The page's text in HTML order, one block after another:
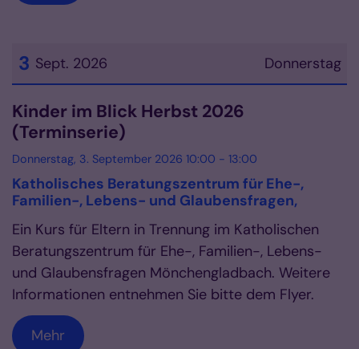
Donnerstag
3 Sept. 2026
Datum: 3. September 2026
Kinder im Blick Herbst 2026
(Terminserie)
Donnerstag, 3. September 2026 10:00 - 13:00
Katholisches Beratungszentrum für Ehe-,
Familien-, Lebens- und Glaubensfragen,
Ein Kurs für Eltern in Trennung im Katholischen
Beratungszentrum für Ehe-, Familien-, Lebens-
und Glaubensfragen Mönchengladbach. Weitere
Informationen entnehmen Sie bitte dem Flyer.
Mehr